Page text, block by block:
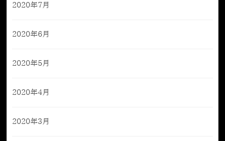
2020年7月
2020年6月
2020年5月
2020年4月
2020年3月